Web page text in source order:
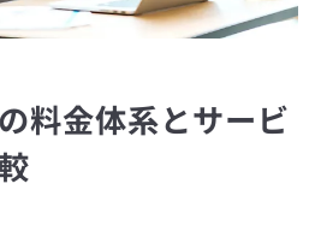
料金体系とサービ